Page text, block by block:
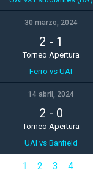
30 marzo, 2024
2 - 1
Torneo Apertura
Ferro vs UAI
14 abril, 2024
2 - 0
Torneo Apertura
UAI vs Banfield
1 2 3 4